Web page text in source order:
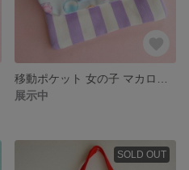
展示中
SOLD OUT